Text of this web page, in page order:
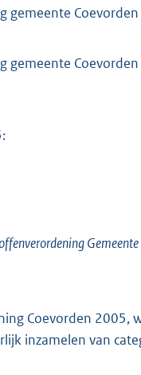
gemeente
gemeente
Coevorden 2005,
inzamelen van